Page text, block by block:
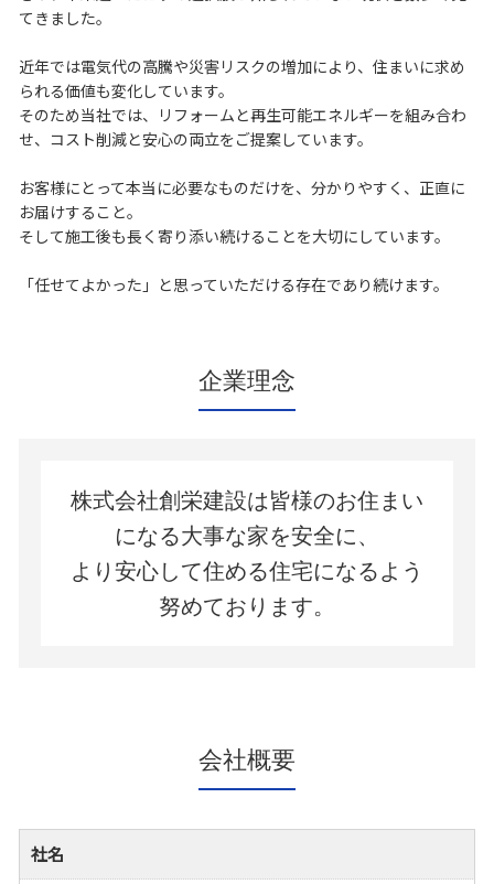
てきました。
近年では電気代の高騰や災害リスクの増加により、住まいに求め
られる価値も変化しています。
そのため当社では、リフォームと再生可能エネルギーを組み合わ
せ、コスト削減と安心の両立をご提案しています。
お客様にとって本当に必要なものだけを、分かりやすく、正直に
お届けすること。
そして施工後も長く寄り添い続けることを大切にしています。
「任せてよかった」と思っていただける存在であり続けます。
企業理念
株式会社創栄建設は皆様のお住まい
になる大事な家を安全に、
より安心して住める住宅になるよう
努めております。
会社概要
社名